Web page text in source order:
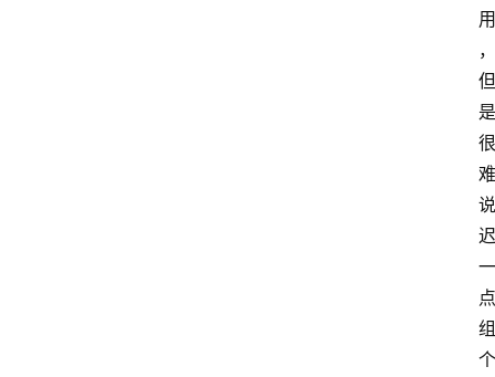
用
，
但
是
很
难
说
迟
一
点
组
个